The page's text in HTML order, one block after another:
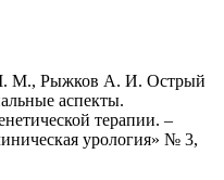
Рыжков А. И. Острый
аспекты.
терапии. –
урология» № 3,